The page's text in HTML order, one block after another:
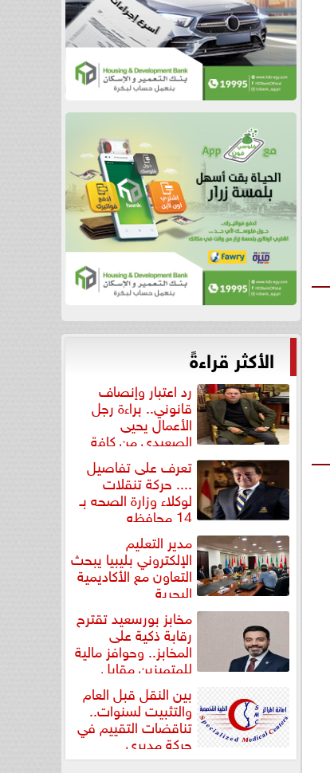
الأكثر قراءةً
رد اعتبار وإنصاف
قانوني.. براءة رجل
الأعمال يحيى
الصعيدي من كافة
التهم... تعرف على تفاصيل
.... حركة تنقلات
لوكلاء وزارة الصحه بـ
14 محافظه
مدير التعليم
الإلكتروني بليبيا يبحث
التعاون مع الأكاديمية
البحرية
مخابز بورسعيد تقترح
رقابة ذكية على
المخابز.. وحوافز مالية
للمتميزين مقابل
بين النقل قبل العام
والتثبيت لسنوات..
تناقضات التقييم في
حركة مديري
”مستشفيات...